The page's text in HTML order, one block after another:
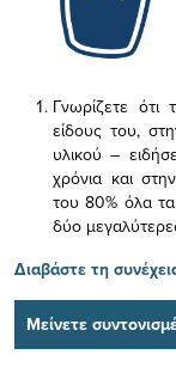
Γνωρίζετε ότι
είδους του,
υλικού –
χρόνια και
του 80% όλα
δύο
Διαβάστε τη
Μείνετε